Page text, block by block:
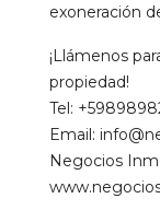
exoneración
¡Llámenos
propiedad!
Tel:
Email:
Negocios